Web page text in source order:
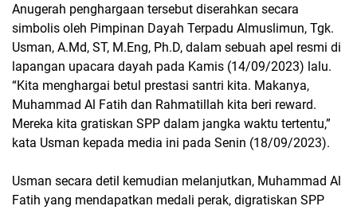
Anugerah penghargaan tersebut diserahkan secara
simbolis oleh Pimpinan Dayah Terpadu Almuslimun, Tgk.
Usman, A.Md, ST, M.Eng, Ph.D, dalam sebuah apel resmi di
lapangan upacara dayah pada Kamis (14/09/2023) lalu.
“Kita menghargai betul prestasi santri kita. Makanya,
Muhammad Al Fatih dan Rahmatillah kita beri reward.
Mereka kita gratiskan SPP dalam jangka waktu tertentu,”
kata Usman kepada media ini pada Senin (18/09/2023).
Usman secara detil kemudian melanjutkan, Muhammad Al
Fatih yang mendapatkan medali perak, digratiskan SPP